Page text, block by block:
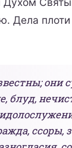
Дела
они
блуд,
ссоры,